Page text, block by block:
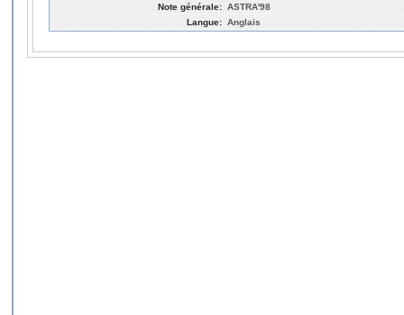
Note générale: ASTRA'98
Langue: Anglais